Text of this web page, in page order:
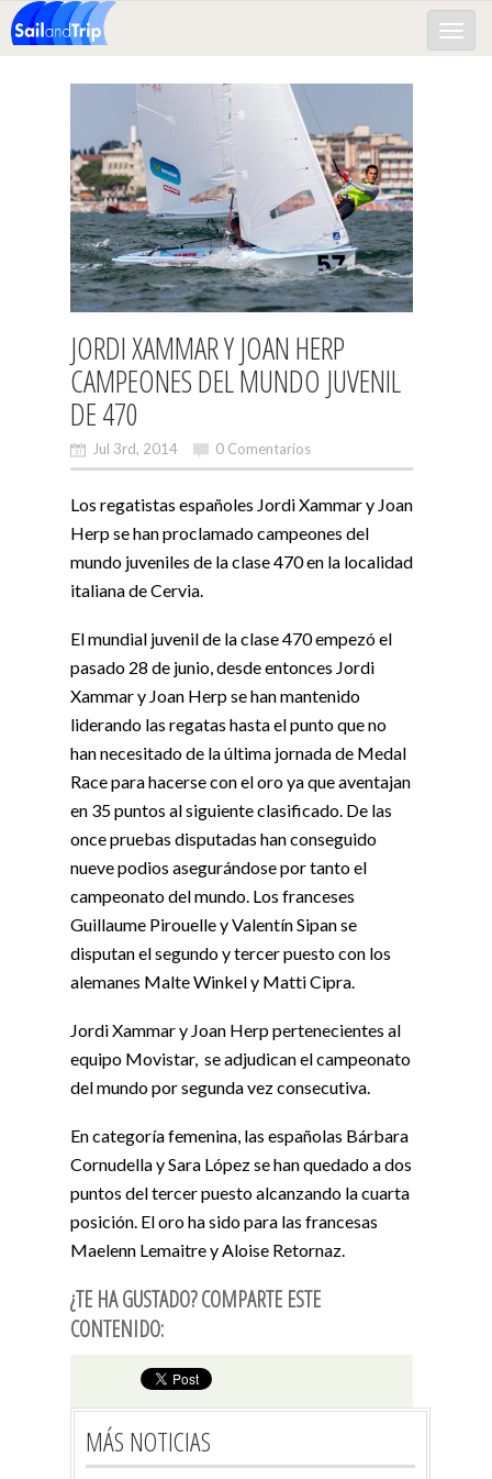
Toggle
JORDI XAMMAR Y JOAN HERP
CAMPEONES DEL MUNDO JUVENIL
DE 470
Jul 3rd, 2014 0 Comentarios
Los regatistas españoles Jordi Xammar y Joan
Herp se han proclamado campeones del
mundo juveniles de la clase 470 en la localidad
italiana de Cervia.
El mundial juvenil de la clase 470 empezó el
pasado 28 de junio, desde entonces Jordi
Xammar y Joan Herp se han mantenido
liderando las regatas hasta el punto que no
han necesitado de la última jornada de Medal
Race para hacerse con el oro ya que aventajan
en 35 puntos al siguiente clasificado. De las
once pruebas disputadas han conseguido
nueve podios asegurándose por tanto el
campeonato del mundo. Los franceses
Guillaume Pirouelle y Valentín Sipan se
disputan el segundo y tercer puesto con los
alemanes Malte Winkel y Matti Cipra.
Jordi Xammar y Joan Herp pertenecientes al
equipo Movistar, se adjudican el campeonato
del mundo por segunda vez consecutiva.
En categoría femenina, las españolas Bárbara
Cornudella y Sara López se han quedado a dos
puntos del tercer puesto alcanzando la cuarta
posición. El oro ha sido para las francesas
Maelenn Lemaitre y Aloise Retornaz.
¿TE HA GUSTADO? COMPARTE ESTE
CONTENIDO:
MÁS NOTICIAS